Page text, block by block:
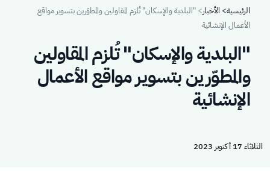
Breadcrumb
الرئيسية الأخبار
"البلدية والإسكان" تُلزم المقاولين والمطوّرين بتسوير مواقع
الأعمال الإنشائية
"البلدية والإسكان" تُلزم المقاولين
والمطوّرين بتسوير مواقع الأعمال
الإنشائية
الثلاثاء 17 أكتوبر 2023